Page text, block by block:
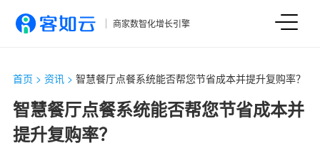
商家数智化增长引擎
首页 > 资讯> 智慧餐厅点餐系统能否帮您节省成本并提升复购率？
智慧餐厅点餐系统能否帮您节省成本并
提升复购率？